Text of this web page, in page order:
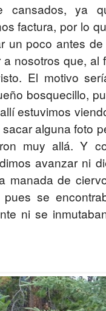
cansados, ya
factura, por lo
un poco antes
nosotros que,
El motivo
bosquecillo,
estuvimos
alguna foto
muy allá. Y
avanzar ni
manada de
pues se
ni se